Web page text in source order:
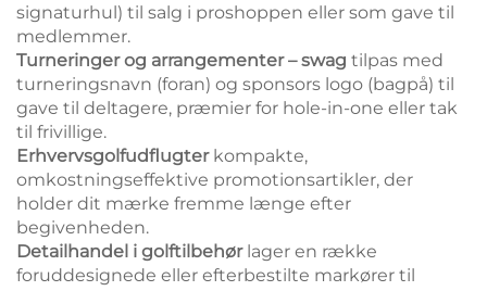
signaturhul) til salg i proshoppen eller som gave til
medlemmer.
Turneringer og arrangementer – swag tilpas med
turneringsnavn (foran) og sponsors logo (bagpå) til
gave til deltagere, præmier for hole-in-one eller tak
til frivillige.
Erhvervsgolfudflugter kompakte,
omkostningseffektive promotionsartikler, der
holder dit mærke fremme længe efter
begivenheden.
Detailhandel i golftilbehør lager en række
foruddesignede eller efterbestilte markører til